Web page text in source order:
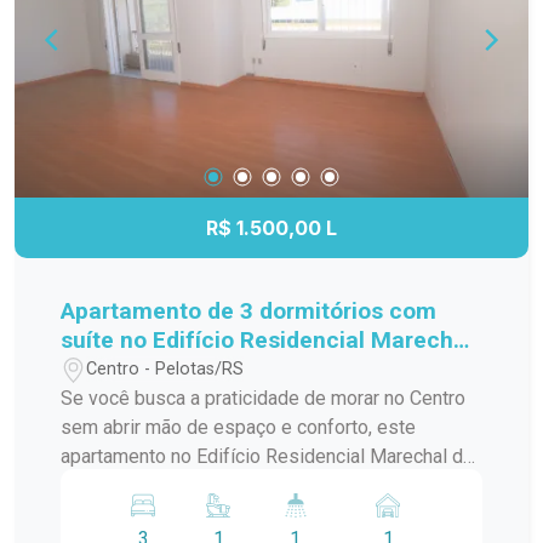
estratégica, praticidade e conforto para facilitar o
seu dia a dia.
R$ 1.500,00 L
Apartamento de 3 dormitórios com
suíte no Edifício Residencial Marechal
de Ferro - Centro - Pelotas
Centro - Pelotas/RS
Se você busca a praticidade de morar no Centro
sem abrir mão de espaço e conforto, este
apartamento no Edifício Residencial Marechal de
amplos, bem distribuídos e funcionais, o imóvel